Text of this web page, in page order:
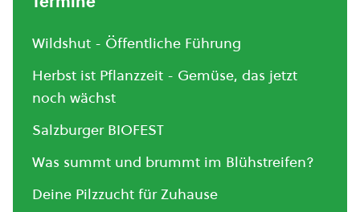
Wildshut - Öffentliche Führung
Herbst ist Pflanzzeit - Gemüse, das jetzt
noch wächst
Salzburger BIOFEST
Was summt und brummt im Blühstreifen?
Deine Pilzzucht für Zuhause